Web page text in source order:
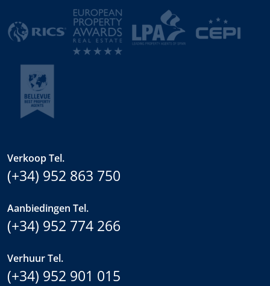
Verkoop Tel.
(+34) 952 863 750
Aanbiedingen Tel.
(+34) 952 774 266
Verhuur Tel.
(+34) 952 901 015